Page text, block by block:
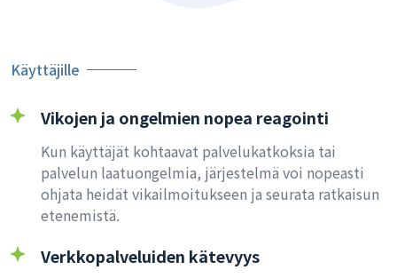
Käyttäjille
Vikojen ja ongelmien nopea reagointi
Kun käyttäjät kohtaavat palvelukatkoksia tai
palvelun laatuongelmia, järjestelmä voi nopeasti
ohjata heidät vikailmoitukseen ja seurata ratkaisun
etenemistä.
Verkkopalveluiden kätevyys